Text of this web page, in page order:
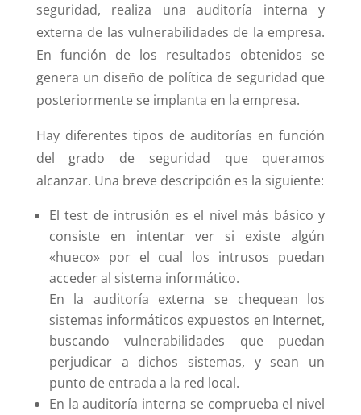
seguridad, realiza una auditoría interna y
externa de las vulnerabilidades de la empresa.
En función de los resultados obtenidos se
genera un diseño de política de seguridad que
posteriormente se implanta en la empresa.
Hay diferentes tipos de auditorías en función
del grado de seguridad que queramos
alcanzar. Una breve descripción es la siguiente:
El test de intrusión es el nivel más básico y
consiste en intentar ver si existe algún
«hueco» por el cual los intrusos puedan
acceder al sistema informático.
En la auditoría externa se chequean los
sistemas informáticos expuestos en Internet,
buscando vulnerabilidades que puedan
perjudicar a dichos sistemas, y sean un
punto de entrada a la red local.
En la auditoría interna se comprueba el nivel